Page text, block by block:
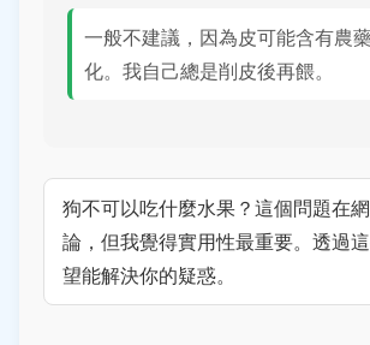
一般不建議，因為皮可能含有農
化。我自己總是削皮後再餵。
狗不可以吃什麼水果？這個問題在
論，但我覺得實用性最重要。透過
望能解決你的疑惑。